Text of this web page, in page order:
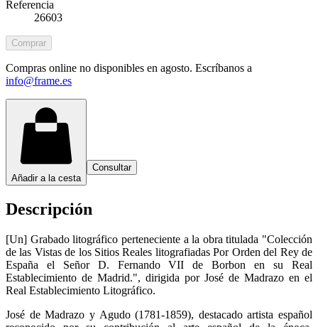
Referencia
26603
Comprar
Compras online no disponibles en agosto. Escríbanos a
info@frame.es
Añadir a la cesta
Consultar
Descripción
[Un] Grabado litográfico perteneciente a la obra titulada "Colección
de las Vistas de los Sitios Reales litografiadas Por Orden del Rey de
España el Señor D. Fernando VII de Borbon en su Real
Establecimiento de Madrid.", dirigida por José de Madrazo en el
Real Establecimiento Litográfico.
José de Madrazo y Agudo (1781-1859), destacado artista español